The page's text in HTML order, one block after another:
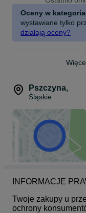
Oceny w
wystawiane tylko
działają oceny?
Pszczyna,
Śląskie
INFORMACJE
Twoje zakupy u
ochrony